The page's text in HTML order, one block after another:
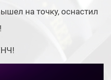
на точку, оснастил